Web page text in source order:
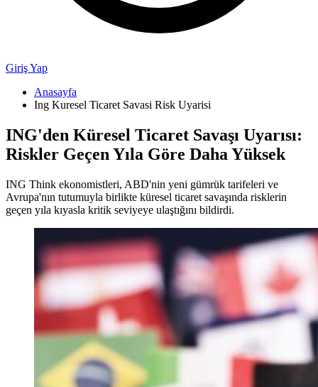
Giriş Yap
Anasayfa
Ing Kuresel Ticaret Savasi Risk Uyarisi
ING'den Küresel Ticaret Savaşı Uyarısı:
Riskler Geçen Yıla Göre Daha Yüksek
ING Think ekonomistleri, ABD'nin yeni gümrük tarifeleri ve
Avrupa'nın tutumuyla birlikte küresel ticaret savaşında risklerin
geçen yıla kıyasla kritik seviyeye ulaştığını bildirdi.